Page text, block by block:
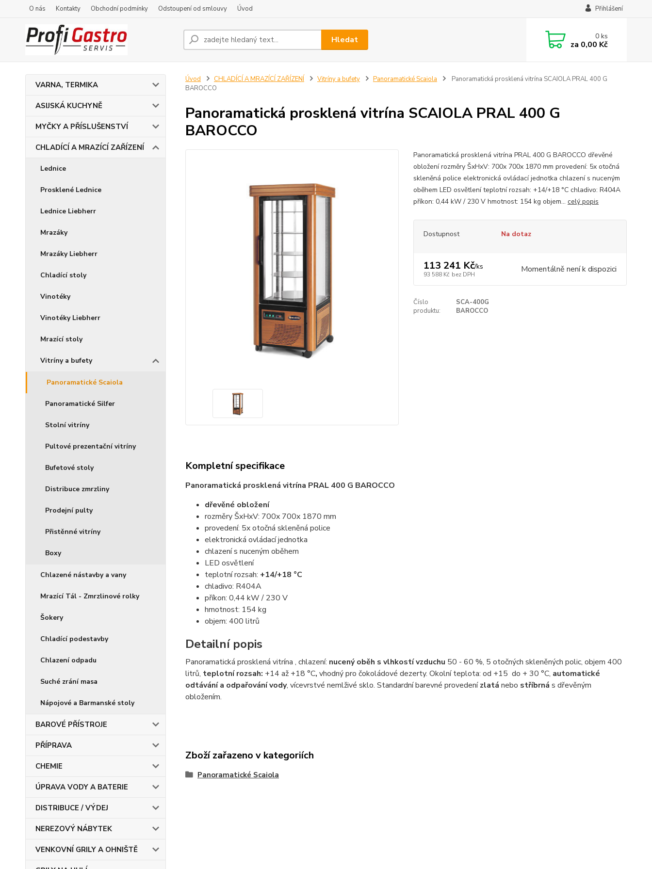
O nás Kontakty Obchodní podmínky Odstoupení od smlouvy Úvod Přihlášení
Hledat 0ks
za 0,00 Kč
VARNA, TERMIKA
ASIJSKÁ KUCHYNĚ
MYČKY A PŘÍSLUŠENSTVÍ
CHLADÍCÍ A MRAZÍCÍ ZAŘÍZENÍ
Lednice
Prosklené Lednice
Lednice Liebherr
Mrazáky
Mrazáky Liebherr
Chladící stoly
Vinotéky
Vinotéky Liebherr
Mrazící stoly
Vitríny a bufety
Panoramatické Scaiola
Panoramatické Silfer
Stolní vitríny
Pultové prezentační vitríny
Bufetové stoly
Distribuce zmrzliny
Prodejní pulty
Přistěnné vitríny
Boxy
Chlazené nástavby a vany
Mrazící Tál - Zmrzlinové rolky
Šokery
Chladící podestavby
Chlazení odpadu
Suché zrání masa
Nápojové a Barmanské stoly
BAROVÉ PŘÍSTROJE
PŘÍPRAVA
CHEMIE
ÚPRAVA VODY A BATERIE
DISTRIBUCE / VÝDEJ
NEREZOVÝ NÁBYTEK
VENKOVNÍ GRILY A OHNIŠTĚ
Úvod CHLADÍCÍ A MRAZÍCÍ ZAŘÍZENÍ Vitríny a bufety Panoramatické Scaiola
Panoramatická prosklená vitrína SCAIOLA PRAL 400 G
BAROCCO
Panoramatická prosklená vitrína SCAIOLA PRAL 400 G
BAROCCO
Panoramatická prosklená vitrína PRAL 400 G BAROCCO dřevěné
obložení rozměry ŠxHxV: 700x 700x 1870 mm provedení: 5x otočná
skleněná police elektronická ovládací jednotka chlazení s nuceným
oběhem LED osvětlení teplotní rozsah: +14/+18 °C chladivo: R404A
příkon: 0,44 kW / 230 V hmotnost: 154 kg objem... celý popis
Dostupnost Na dotaz
113 241 Kč/ks
93 588 Kč bez DPH Momentálně není k dispozici
Číslo
produktu:
SCA-400G
BAROCCO
Kompletní specifikace
Panoramatická prosklená vitrína PRAL 400 G BAROCCO
dřevěné obložení
rozměry ŠxHxV: 700x 700x 1870 mm
provedení: 5x otočná skleněná police
elektronická ovládací jednotka
chlazení s nuceným oběhem
LED osvětlení
teplotní rozsah: +14/+18 °C
chladivo: R404A
příkon: 0,44 kW / 230 V
hmotnost: 154 kg
objem: 400 litrů
Detailní popis
Panoramatická prosklená vitrína , chlazení: nucený oběh s vlhkostí vzduchu 50 - 60 %, 5 otočných skleněných polic, objem 400
litrů, teplotní rozsah: +14 až +18 °C, vhodný pro čokoládové dezerty. Okolní teplota: od +15 do + 30 °C, automatické
odtávání a odpařování vody, vícevrstvé nemlživé sklo. Standardní barevné provedenízlatá nebo stříbrná s dřevěným
obložením.
Zboží zařazeno v kategoriích
Panoramatické Scaiola